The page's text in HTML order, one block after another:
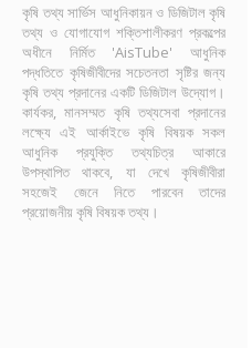
কৃষি তথ্য সার্ভিস আধুনিকায়ন ও ডিজিটাল কৃষি
তথ্য ও যোগাযোগ শক্তিশালীকরণ প্রকল্পের
অধীনে নির্মিত 'AisTube' আধুনিক
পদ্ধতিতে কৃষিজীবীদের সচেতনতা সৃষ্টির জন্য
কৃষি তথ্য প্রদানের একটি ডিজিটাল উদ্যোগ।
কার্যকর, মানসম্মত কৃষি তথ্যসেবা প্রদানের
লক্ষ্যে এই আর্কাইভে কৃষি বিষয়ক সকল
আধুনিক প্রযুক্তি তথ্যচিত্র আকারে
উপস্থাপিত থাকবে, যা দেখে কৃষিজীবীরা
সহজেই জেনে নিতে পারবেন তাদের
প্রয়োজনীয় কৃষি বিষয়ক তথ্য।